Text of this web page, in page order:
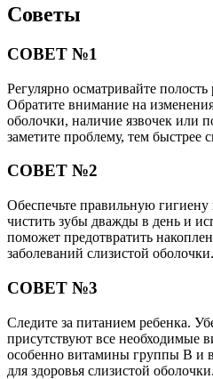
Советы
СОВЕТ №1
Регулярно осматривайте полость
Обратите внимание на
оболочки, наличие язвочек или
заметите проблему, тем быстрее
СОВЕТ №2
Обеспечьте правильную гигиену
чистить зубы дважды в день и
поможет предотвратить
заболеваний слизистой оболочки.
СОВЕТ №3
Следите за питанием ребенка.
присутствуют все необходимые
особенно витамины группы B и
для здоровья слизистой оболочки.